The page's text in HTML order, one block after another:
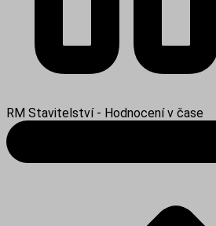
RM Stavitelství - Hodnocení v čase